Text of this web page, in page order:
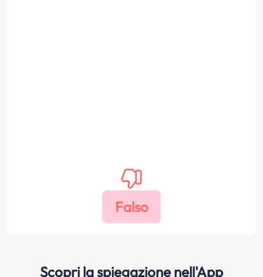
Scopri la spiegazione nell'App